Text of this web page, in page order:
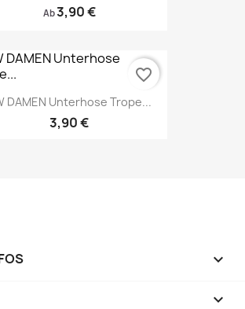
Ab3,90 €
DAMEN Unterhose Trope...
3,90 €
favorite_border

